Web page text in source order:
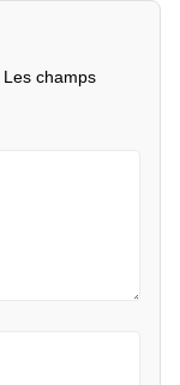
Les champs